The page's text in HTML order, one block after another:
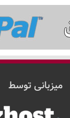
میزبانی توسط